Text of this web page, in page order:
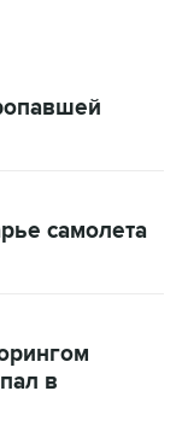
самолета
в